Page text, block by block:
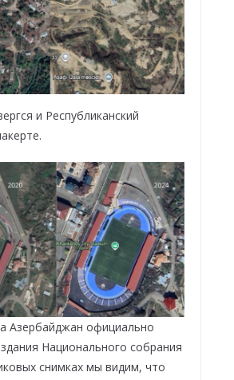
и Республиканский
Азербайджан официально
Национального собрания
снимках мы видим, что